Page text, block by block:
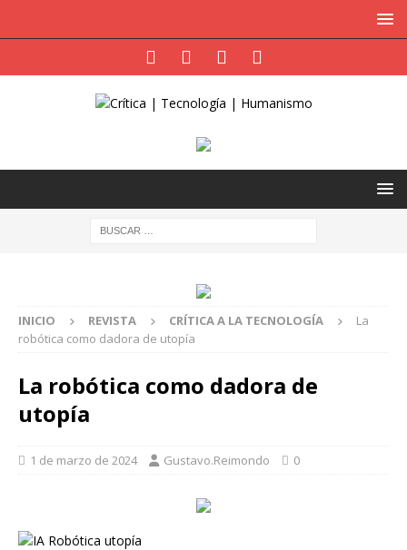
INICIO REVISTA CRÍTICA A LA TECNOLOGÍA
La
robótica como dadora de utopía
La robótica como dadora de
utopía
1 de marzo de 2024 Gustavo.Reimondo 0